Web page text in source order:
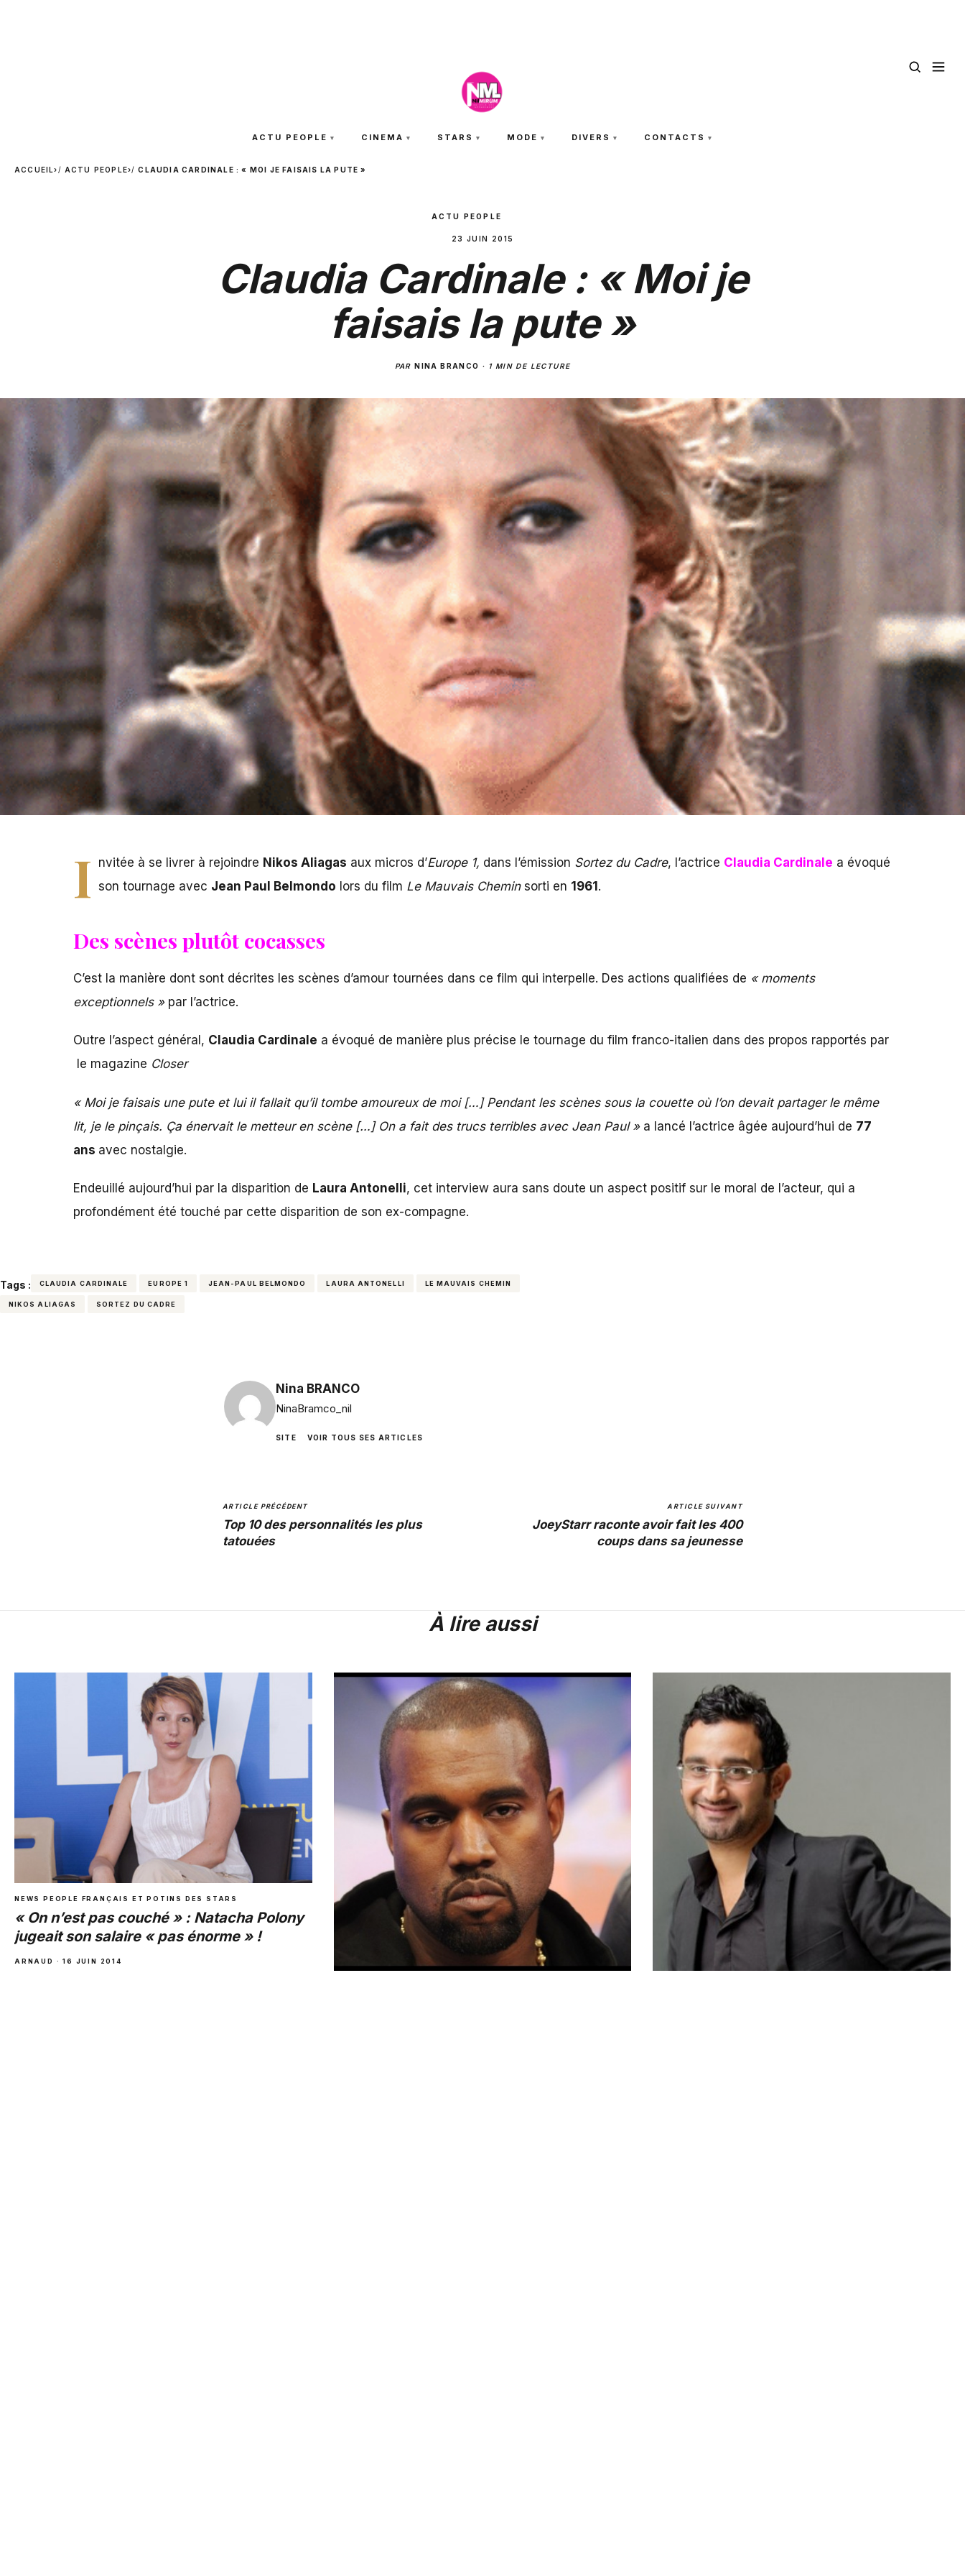
ACTU PEOPLE CINEMA STARS MODE DIVERS CONTACTS
ACCUEIL› ACTU PEOPLE› CLAUDIA CARDINALE : « MOI JE FAISAIS LA PUTE »
ACTU PEOPLE
23 JUIN 2015
Claudia Cardinale : « Moi je
faisais la pute »
PARNINA BRANCO · 1 MIN DE LECTURE
I nvitée à se livrer à rejoindre Nikos Aliagas aux micros d’Europe 1, dans l’émission Sortez du Cadre, l’actrice Claudia Cardinale a évoqué
son tournage avec Jean Paul Belmondo lors du film Le Mauvais Cheminsorti en 1961 .
Des scènes plutôt cocasses
C’est la manière dont sont décrites les scènes d’amour tournées dans ce film qui interpelle. Des actions qualifiées de « moments
exceptionnels »par l’actrice.
Outre l’aspect général, Claudia Cardinale a évoqué de manière plus précise le tournage du film franco-italien dans des propos rapportés par
le magazine Closer
« Moi je faisais une pute et lui il fallait qu’il tombe amoureux de moi […] Pendant les scènes sous la couette où l’on devait partager le même
lit, je le pinçais. Ça énervait le metteur en scène […] On a fait des trucs terribles avec Jean Paul »a lancé l’actrice âgée aujourd’hui de 77
ans avec nostalgie.
Endeuillé aujourd’hui par la disparition de Laura Antonelli, cet interview aura sans doute un aspect positif sur le moral de l’acteur, qui a
profondément été touché par cette disparition de son ex-compagne.
Tags : CLAUDIA CARDINALE EUROPE 1 JEAN-PAUL BELMONDO LAURA ANTONELLI LE MAUVAIS CHEMIN
NIKOS ALIAGAS SORTEZ DU CADRE
Nina BRANCO
NinaBramco_nil
SITE VOIR TOUS SES ARTICLES
ARTICLE PRÉCÉDENT
Top 10 des personnalités les plus
tatouées
ARTICLE SUIVANT
JoeyStarr raconte avoir fait les 400
coups dans sa jeunesse
À lire aussi
NEWS PEOPLE FRANÇAIS ET POTINS DES STARS
« On n’est pas couché » : Natacha Polony
jugeait son salaire « pas énorme » !
ARNAUD · 16 JUIN 2014